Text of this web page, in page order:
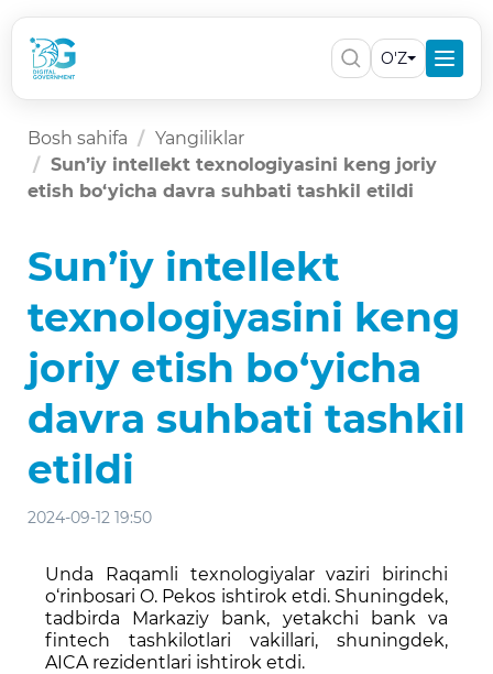
O'Z
Bosh sahifa
Yangiliklar
Sun’iy intellekt texnologiyasini keng joriy
etish bo‘yicha davra suhbati tashkil etildi
Sun’iy intellekt
texnologiyasini keng
joriy etish bo‘yicha
davra suhbati tashkil
etildi
2024-09-12 19:50
Unda Raqamli texnologiyalar vaziri birinchi
o‘rinbosari O. Pekos ishtirok etdi. Shuningdek,
tadbirda Markaziy bank, yetakchi bank va
fintech tashkilotlari vakillari, shuningdek,
AICA rezidentlari ishtirok etdi.